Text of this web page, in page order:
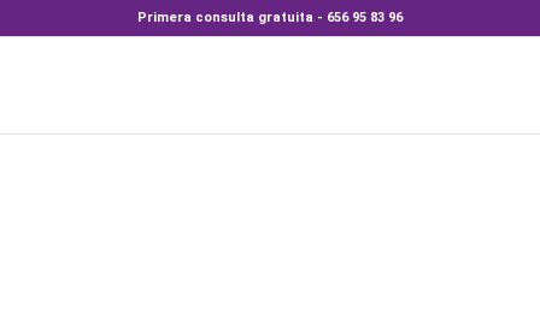
Primera consulta gratuita - 656 95 83 96